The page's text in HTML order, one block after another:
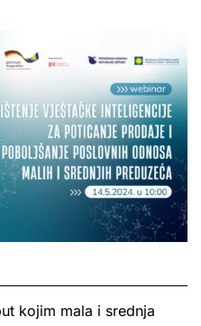
kojim mala i srednja